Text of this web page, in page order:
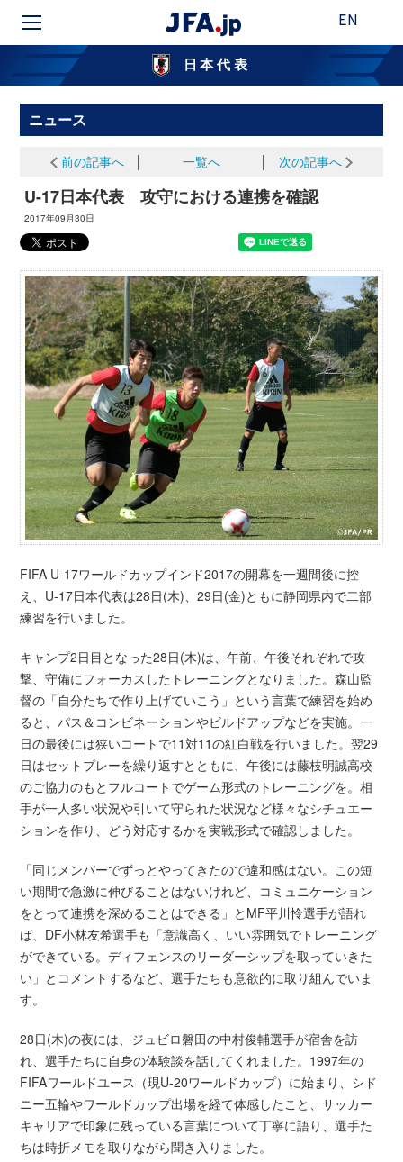
EN
日本代表
ニュース
前の記事へ 一覧へ 次の記事へ
U-17日本代表 攻守における連携を確認
2017年09月30日
FIFA U-17ワールドカップインド2017の開幕を一週間後に控
え、U-17日本代表は28日(木)、29日(金)ともに静岡県内で二部
練習を行いました。
キャンプ2日目となった28日(木)は、午前、午後それぞれで攻
撃、守備にフォーカスしたトレーニングとなりました。森山監
督の「自分たちで作り上げていこう」という言葉で練習を始め
ると、パス＆コンビネーションやビルドアップなどを実施。一
日の最後には狭いコートで11対11の紅白戦を行いました。翌29
日はセットプレーを繰り返すとともに、午後には藤枝明誠高校
のご協力のもとフルコートでゲーム形式のトレーニングを。相
手が一人多い状況や引いて守られた状況など様々なシチュエー
ションを作り、どう対応するかを実戦形式で確認しました。
「同じメンバーでずっとやってきたので違和感はない。この短
い期間で急激に伸びることはないけれど、コミュニケーション
をとって連携を深めることはできる」とMF平川怜選手が語れ
ば、DF小林友希選手も「意識高く、いい雰囲気でトレーニング
ができている。ディフェンスのリーダーシップを取っていきた
い」とコメントするなど、選手たちも意欲的に取り組んでいま
す。
28日(木)の夜には、ジュビロ磐田の中村俊輔選手が宿舎を訪
れ、選手たちに自身の体験談を話してくれました。1997年の
FIFAワールドユース（現U-20ワールドカップ）に始まり、シド
ニー五輪やワールドカップ出場を経て体感したこと、サッカー
キャリアで印象に残っている言葉について丁寧に語り、選手た
ちは時折メモを取りながら聞き入りました。